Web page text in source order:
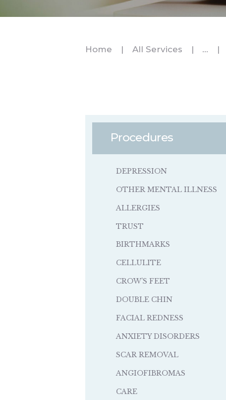
Home All Services ...
Procedures
DEPRESSION
OTHER MENTAL ILLNESS
ALLERGIES
TRUST
BIRTHMARKS
CELLULITE
CROW’S FEET
DOUBLE CHIN
FACIAL REDNESS
ANXIETY DISORDERS
SCAR REMOVAL
ANGIOFIBROMAS
CARE